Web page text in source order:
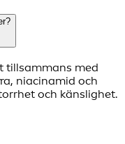
tillsammans med
niacinamid och
och känslighet.